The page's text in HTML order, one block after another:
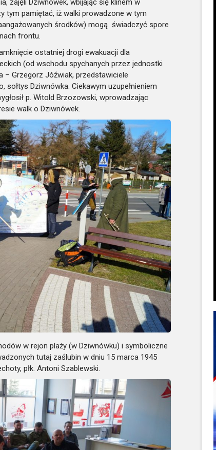
zajęli Dziwnówek, wbijając się klinem w
tym pamiętać, iż walki prowadzone w tym
środków) mogą świadczyć spore
frontu.
ostatniej drogi ewakuacji dla
(od wschodu spychanych przez jednostki
– Grzegorz Jóźwiak, przedstawiciele
Dziwnówka. Ciekawym uzupełnieniem
p. Witold Brzozowski, wprowadzając
walk o Dziwnówek.
w rejon plaży (w Dziwnówku) i symboliczne
tutaj zaślubin w dniu 15 marca 1945
płk. Antoni Szablewski.